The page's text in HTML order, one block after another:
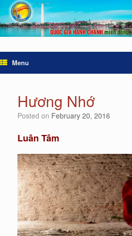
Menu
Hương Nhớ
Posted on February 20, 2016
Luân Tâm